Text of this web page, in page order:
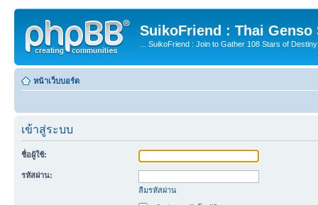
SuikoFriend : Thai Genso
... SuikoFriend : Join to Gather 108 Stars of
หน้าเว็บบอร์ด
เข้าสู่ระบบ
ชื่อผู้ใช้:
รหัสผ่าน:
ลืมรหัสผ่าน